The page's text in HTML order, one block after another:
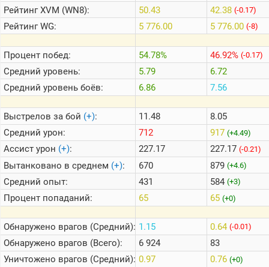
Теlegram
ВК
Портал
Мира
Танков
РейтингXVM (WN8):
РейтингWG:
Процент побед:
Средний уровень:
Средний уровень боёв:
Выстрелов за бой (+):
Средний урон:
Ассист урон (+):
Вытанковано в среднем (+):
Средний опыт:
Процент попаданий:
Обнаружено врагов (Средний):
Обнаружено врагов (Всего):
Уничтожено врагов (Средний):
50.43
5 776.00
54.78%
5.79
6.86
11.48
712
227.17
670
431
65
1.15
6 924
0.97
42.38 (-0.17)
5 776.00 (-8)
46.92% (-0.17)
6.72
7.56
8.05
917 (+4.49)
227.17 (-0.21)
879 (+4.6)
584 (+3)
65 (+0)
0.64 (-0.01)
83
0.76 (+0)